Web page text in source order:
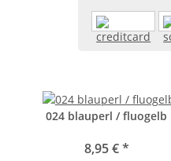
024 blauperl / fluogelb
8,95 €*